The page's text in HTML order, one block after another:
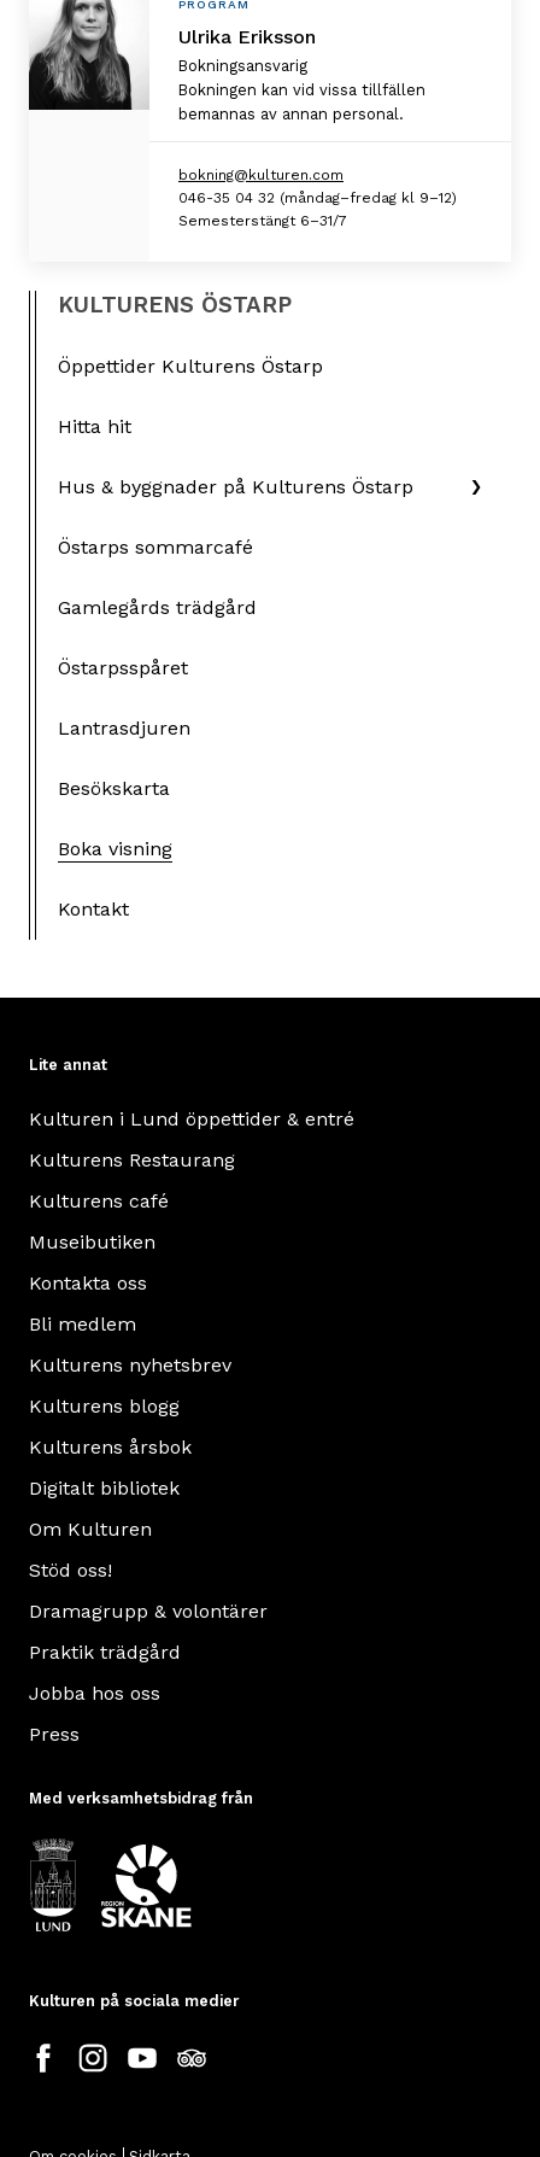
Personlig
information
PROGRAM
Ulrika Eriksson
Bokningsansvarig
Bokningen kan vid vissa tillfällen
bemannas av annan personal.
bokning@kulturen.com
046-35 04 32 (måndag–fredag kl 9–12)
Semesterstängt 6–31/7
KULTURENS ÖSTARP
Öppettider Kulturens Östarp
Hitta hit
Hus & byggnader på Kulturens Östarp
Östarps sommarcafé
Gamlegårds trädgård
Östarpsspåret
Lantrasdjuren
Besökskarta
Boka visning
Kontakt
Lite annat
Kulturen i Lund öppettider & entré
Kulturens Restaurang
Kulturens café
Museibutiken
Kontakta oss
Bli medlem
Kulturens nyhetsbrev
Kulturens blogg
Kulturens årsbok
Digitalt bibliotek
Om Kulturen
Stöd oss!
Dramagrupp & volontärer
Praktik trädgård
Jobba hos oss
Press
Med verksamhetsbidrag från
Kulturen på sociala medier